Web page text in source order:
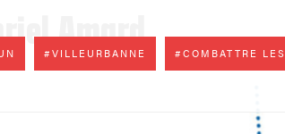
#VILLEURBANNE #COMBATTRE
Amard